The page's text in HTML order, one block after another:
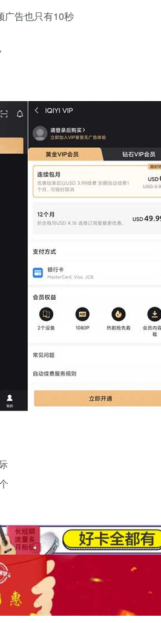
广告也只有10秒